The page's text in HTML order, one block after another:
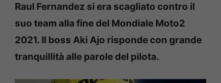
Raul Fernandez si era scagliato contro il
suo team alla fine del Mondiale Moto2
2021. Il boss Aki Ajo risponde con grande
tranquillità alle parole del pilota.